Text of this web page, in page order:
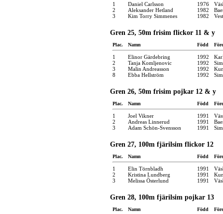
1 Daniel Carlsson 1976
2
Aleksander Hetland 1982
3
Kim Torry Simmenes 1982
Gren 25, 50m frisim flickor 11 & y
Plac. Namn Född
1 Elinor Gärdebring 1992
2
Tanja Komljenovic 1992
3
Malin Andreasson 1992
8
Ebba Hellström 1992
Gren 26, 50m frisim pojkar 12 & y
Plac. Namn Född
1 Joel Vikner 1991
2
Andreas Linnerud 1991
3
Adam Schön-Svensson 1991
Gren 27, 100m fjärilsim flickor 12
Plac. Namn Född
1 Elin Törnbladh 1991
2
Kristina Lundberg 1991
3
Melissa Österlund 1991
Gren 28, 100m fjärilsim pojkar 13
Plac. Namn Född